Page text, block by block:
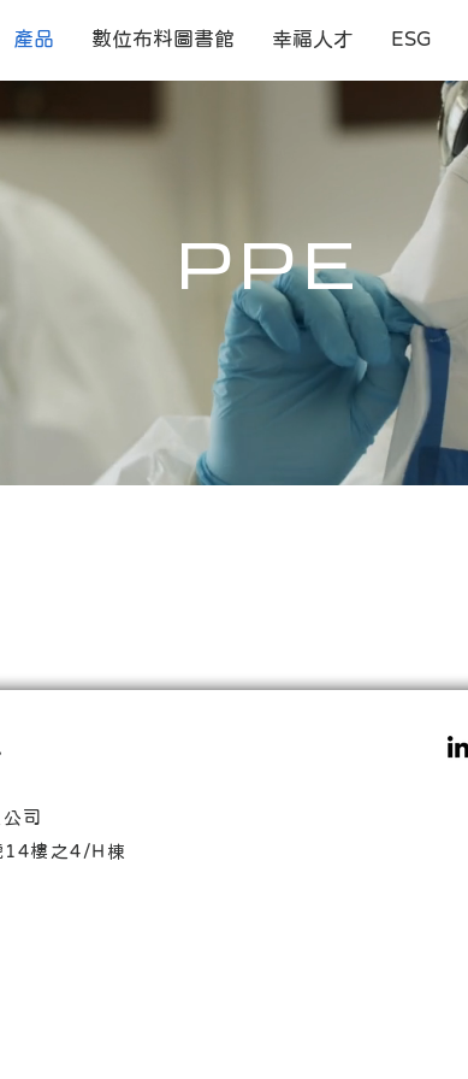
產品 數位布料圖書館 幸福人才 ESG
PPE
有限公司
號14樓之4/H棟